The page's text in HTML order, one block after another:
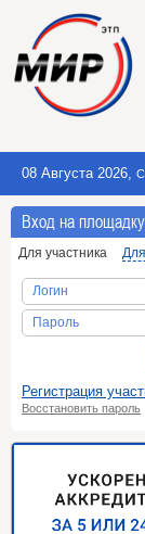
08 Августа 2026,
Вход на площадку
Для участника
Логин
Пароль
Регистрация
Восстановить пароль